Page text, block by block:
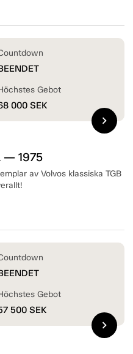
— 1975
av Volvos klassiska TGB
Gebot
000 SEK
chevron_right
Gebot
500 SEK
chevron_right